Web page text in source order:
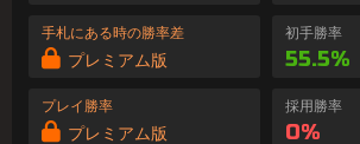
手札にある時の勝率差
プレミアム版
初手勝率
55.5%
プレイ勝率
プレミアム版
採用勝率
0%